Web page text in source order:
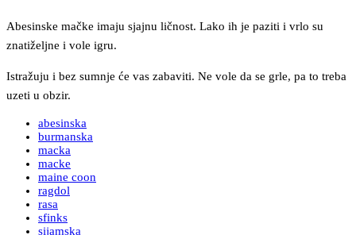
Abesinske mačke imaju sjajnu ličnost. Lako ih je paziti i vrlo su
znatiželjne i vole igru.
Istražuju i bez sumnje će vas zabaviti. Ne vole da se grle, pa to treba
uzeti u obzir.
abesinska
burmanska
macka
macke
maine coon
ragdol
rasa
sfinks
sijamska